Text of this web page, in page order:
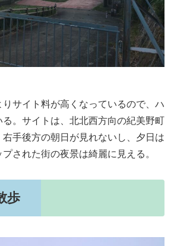
サイト料が高くなっているので、ハ
。サイトは、北北西方向の紀美野町
手後方の朝日が見れないし、夕日は
された街の夜景は綺麗に見える。
歩